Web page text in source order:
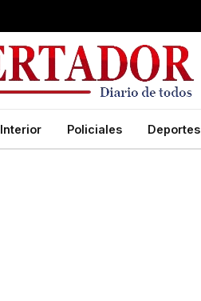
Interior Policiales Deportes